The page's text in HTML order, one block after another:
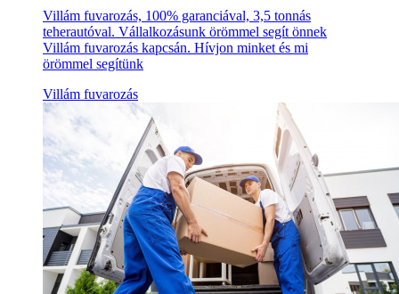
Villám fuvarozás, 100% garanciával, 3,5 tonnás
teherautóval. Vállalkozásunk örömmel segít önnek
Villám fuvarozás kapcsán. Hívjon minket és mi
örömmel segítünk
Villám fuvarozás